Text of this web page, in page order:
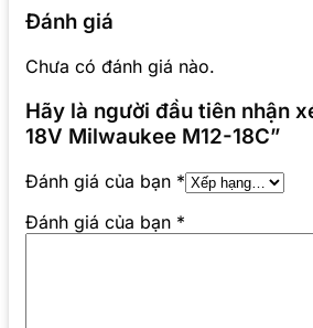
Đánh giá
Chưa có đánh giá nào.
Hãy là người đầu tiên nhận
18V Milwaukee M12-18C”
Đánh giá của bạn *
Đánh giá của bạn *